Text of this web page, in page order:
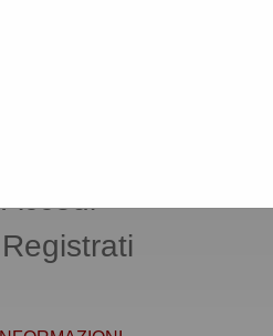
Accedi -
Registrati